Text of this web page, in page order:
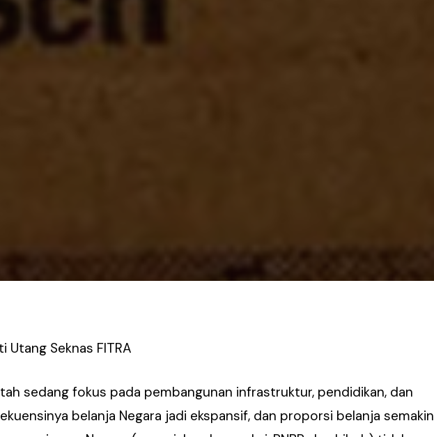
Utang Seknas FITRA
sedang fokus pada pembangunan infrastruktur, pendidikan, dan
belanja Negara jadi ekspansif, dan proporsi belanja semakin